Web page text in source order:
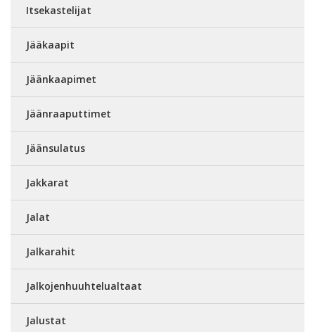
Itsekastelijat
Jääkaapit
Jäänkaapimet
Jäänraaputtimet
Jäänsulatus
Jakkarat
Jalat
Jalkarahit
Jalkojenhuuhtelualtaat
Jalustat